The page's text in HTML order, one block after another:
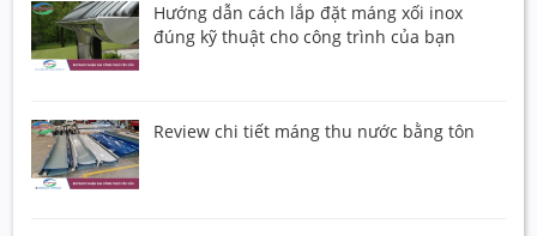
Hướng dẫn cách lắp đặt máng xối inox
đúng kỹ thuật cho công trình của bạn
Review chi tiết máng thu nước bằng tôn